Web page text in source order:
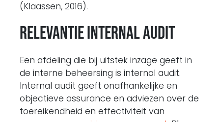
(Klaassen, 2016).
Relevantie internal audit
Een afdeling die bij uitstek inzage geeft in
de interne beheersing is internal audit.
Internal audit geeft onafhankelijke en
objectieve assurance en adviezen over de
toereikendheid en effectiviteit van